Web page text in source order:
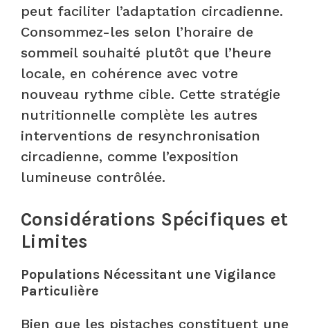
peut faciliter l’adaptation circadienne.
Consommez-les selon l’horaire de
sommeil souhaité plutôt que l’heure
locale, en cohérence avec votre
nouveau rythme cible. Cette stratégie
nutritionnelle complète les autres
interventions de resynchronisation
circadienne, comme l’exposition
lumineuse contrôlée.
Considérations Spécifiques et
Limites
Populations Nécessitant une Vigilance
Particulière
Bien que les pistaches constituent une